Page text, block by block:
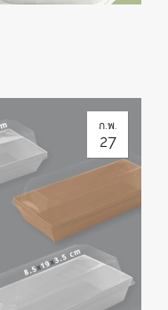
ก.พ.
27